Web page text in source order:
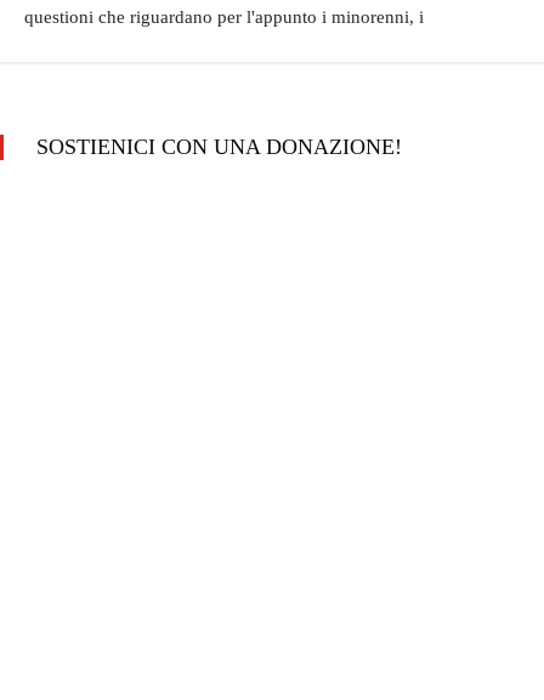
questioni che riguardano per l'appunto i minorenni, i
SOSTIENICI CON UNA DONAZIONE!